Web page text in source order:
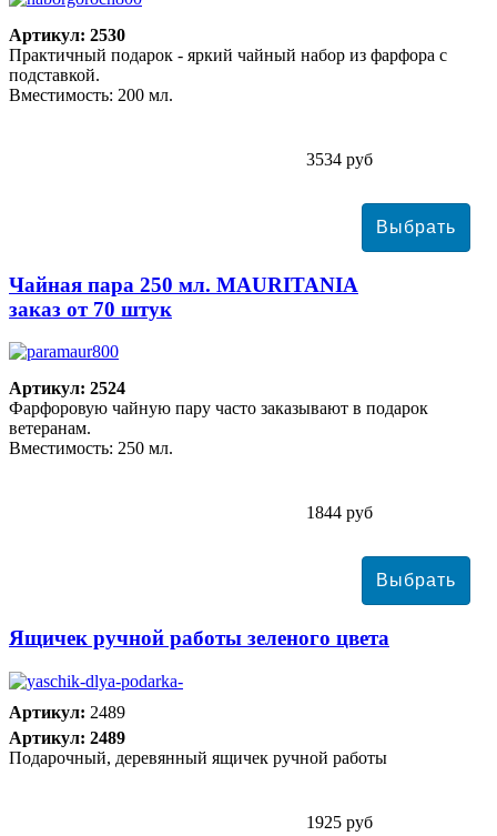
Артикул: 2530
Практичный подарок - яркий чайный набор из фарфора с
подставкой.
Вместимость: 200 мл.
3534 руб
Чайная пара 250 мл. MAURITANIA
заказ от 70 штук
Артикул: 2524
Фарфоровую чайную пару часто заказывают в подарок
ветеранам.
Вместимость: 250 мл.
1844 руб
Ящичек ручной работы зеленого цвета
Артикул: 2489
Артикул: 2489
Подарочный, деревянный ящичек ручной работы
1925 руб